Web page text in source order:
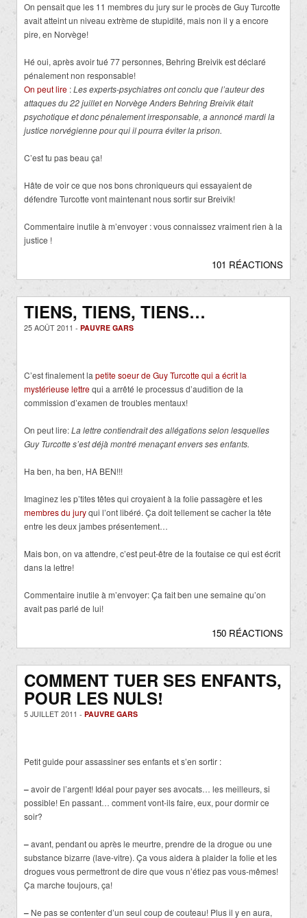
On pensait que les 11 membres du jury sur le procès de Guy Turcotte
avait atteint un niveau extrème de stupidité, mais non il y a encore
pire, en Norvège!
Hé oui, après avoir tué 77 personnes, Behring Breivik est déclaré
pénalement non responsable!
On peut lire :Les experts-psychiatres ont conclu que l’auteur des
attaques du 22 juillet en Norvège Anders Behring Breivik était
psychotique et donc pénalement irresponsable, a annoncé mardi la
justice norvégienne pour qui il pourra éviter la prison.
C’est tu pas beau ça!
Hâte de voir ce que nos bons chroniqueurs qui essayaient de
défendre Turcotte vont maintenant nous sortir sur Breivik!
Commentaire inutile à m’envoyer : vous connaissez vraiment rien à la
justice !
101 RÉACTIONS
TIENS, TIENS, TIENS…
25 AOÛT 2011 - PAUVRE GARS
C’est finalement la petite soeur de Guy Turcotte qui a écrit la
mystérieuse lettrequi a arrêté le processus d’audition de la
commission d’examen de troubles mentaux!
On peut lire:La lettre contiendrait des allégations selon lesquelles
Guy Turcotte s’est déjà montré menaçant envers ses enfants.
Ha ben, ha ben, HA BEN!!!
Imaginez les p’tites têtes qui croyaient à la folie passagère et les
membres du juryqui l’ont libéré. Ça doit tellement se cacher la tête
entre les deux jambes présentement…
Mais bon, on va attendre, c’est peut-être de la foutaise ce qui est écrit
dans la lettre!
Commentaire inutile à m’envoyer: Ça fait ben une semaine qu’on
avait pas parlé de lui!
150 RÉACTIONS
COMMENT TUER SES ENFANTS,
POUR LES NULS!
5 JUILLET 2011 - PAUVRE GARS
Petit guide pour assassiner ses enfants et s’en sortir :
–avoir de l’argent! Idéal pour payer ses avocats… les meilleurs, si
possible! En passant… comment vont-ils faire, eux, pour dormir ce
soir?
–avant, pendant ou après le meurtre, prendre de la drogue ou une
substance bizarre (lave-vitre). Ça vous aidera à plaider la folie et les
drogues vous permettront de dire que vous n’étiez pas vous-mêmes!
Ça marche toujours, ça!
– Ne pas se contenter d’un seul coup de couteau! Plus il y en aura,